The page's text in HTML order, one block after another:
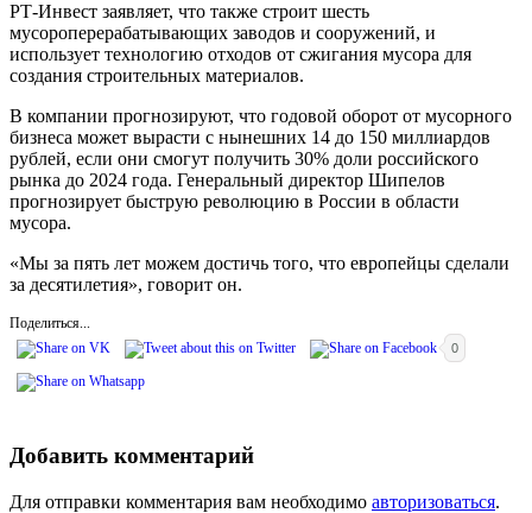
РТ-Инвест заявляет, что также строит шесть
мусороперерабатывающих заводов и сооружений, и
использует технологию отходов от сжигания мусора для
создания строительных материалов.
В компании прогнозируют, что годовой оборот от мусорного
бизнеса может вырасти с нынешних 14 до 150 миллиардов
рублей, если они смогут получить 30% доли российского
рынка до 2024 года. Генеральный директор Шипелов
прогнозирует быструю революцию в России в области
мусора.
«Мы за пять лет можем достичь того, что европейцы сделали
за десятилетия», говорит он.
Поделиться...
0
Добавить комментарий
Для отправки комментария вам необходимо авторизоваться.